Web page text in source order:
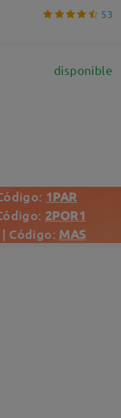
53
disponible
1PAR
2POR1
Código: MAS